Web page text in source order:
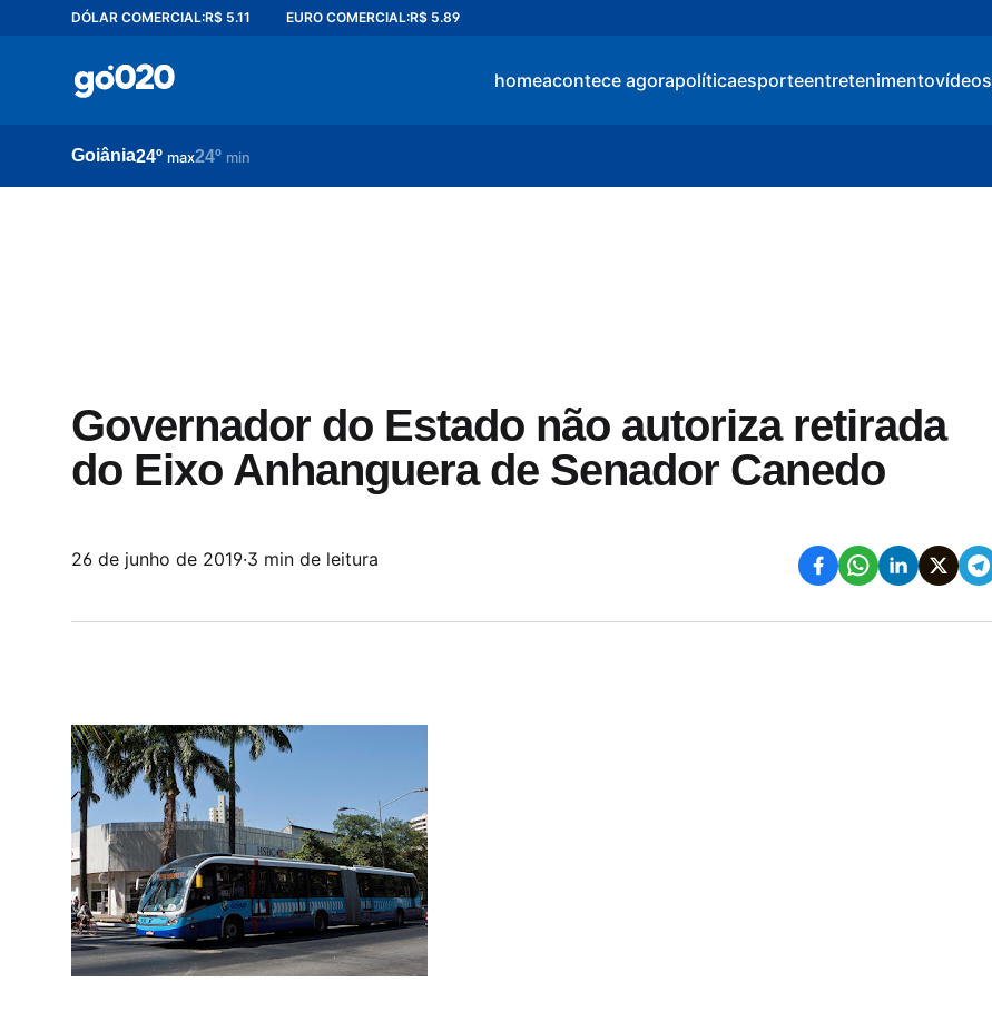
DÓLAR COMERCIAL:R$ 5.11 EURO COMERCIAL:R$ 5.89
homeacontece agorapolíticaesporteentretenimentovídeos
Goiânia24º max24º min
Governador do Estado não autoriza retirada
do Eixo Anhanguera de Senador Canedo
26 de junho de 2019·3 min de leitura
acontece agora
esporte